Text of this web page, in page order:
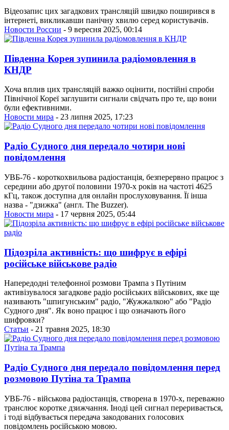
Відеозапис цих загадкових трансляцій швидко поширився в
інтернеті, викликавши панічну хвилю серед користувачів.
Новости России - 9 вересня 2025, 00:14
Південна Корея зупинила радіомовлення в
КНДР
Хоча вплив цих трансляцій важко оцінити, постійні спроби
Північної Кореї заглушити сигнали свідчать про те, що вони
були ефективними.
Новости мира - 23 липня 2025, 17:23
Радіо Судного дня передало чотири нові
повідомлення
УВБ-76 - короткохвильова радіостанція, безперервно працює з
середини або другої половини 1970-х років на частоті 4625
кГц, також доступна для онлайн прослуховування. Її інша
назва - "дзижка" (англ. The Buzzer).
Новости мира - 17 червня 2025, 05:44
Підозріла активність: що шифрує в ефірі
російське військове радіо
Напередодні телефонної розмови Трампа з Путіним
активізувалося загадкове радіо російських військових, яке ще
називають "шпигунським" радіо, "Жужжалкою" або "Радіо
Судного дня". Як воно працює і що означають його
шифровки?
Статьи - 21 травня 2025, 18:30
Радіо Судного дня передало повідомлення перед
розмовою Путіна та Трампа
УВБ-76 - військова радіостанція, створена в 1970-х, переважно
транслює коротке дзижчання. Іноді цей сигнал переривається,
і тоді відбувається передача закодованих голосових
повідомлень російською мовою.